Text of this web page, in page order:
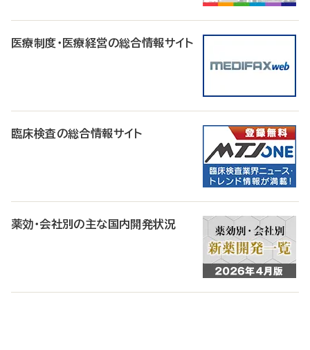
医療制度・医療経営の総合情報サイト
臨床検査の総合情報サイト
薬効・会社別の主な国内開発状況